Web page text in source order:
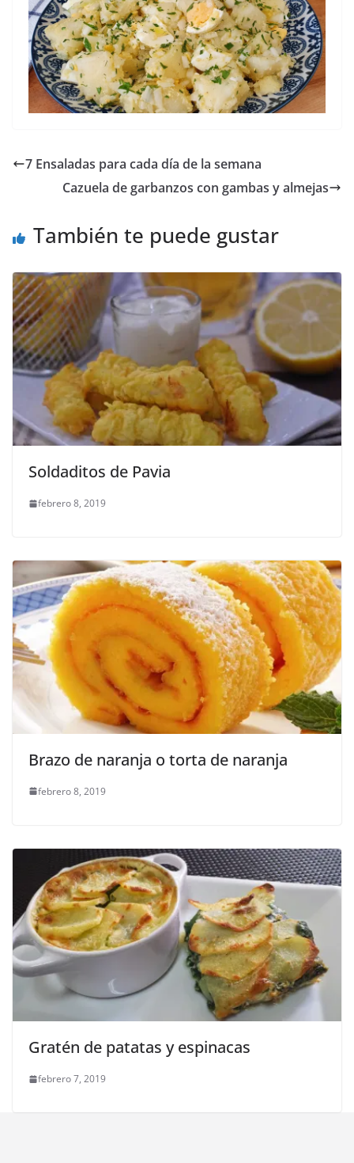
7 Ensaladas para cada día de la semana
Cazuela de garbanzos con gambas y almejas
También te puede gustar
Soldaditos de Pavia
febrero 8, 2019
Brazo de naranja o torta de naranja
febrero 8, 2019
Gratén de patatas y espinacas
febrero 7, 2019